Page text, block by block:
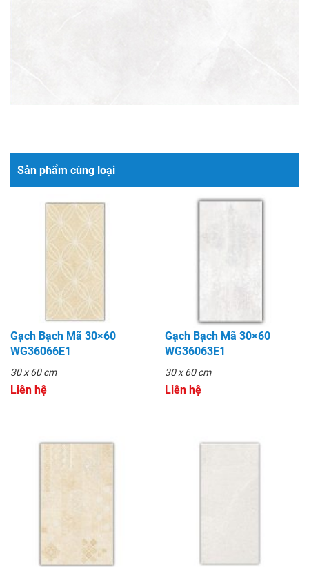
Sản phẩm cùng loại
Gạch Bạch Mã 30×60
WG36066E1
30 x 60 cm
Liên hệ
Gạch Bạch Mã 30×60
WG36063E1
30 x 60 cm
Liên hệ